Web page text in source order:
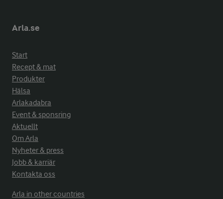
Arla.se
Start
Recept & mat
Produkter
Hälsa
Arlakadabra
Event & sponsring
Aktuellt
Om Arla
Nyheter & press
Jobb & karriär
Kontakta oss
Arla in other countries